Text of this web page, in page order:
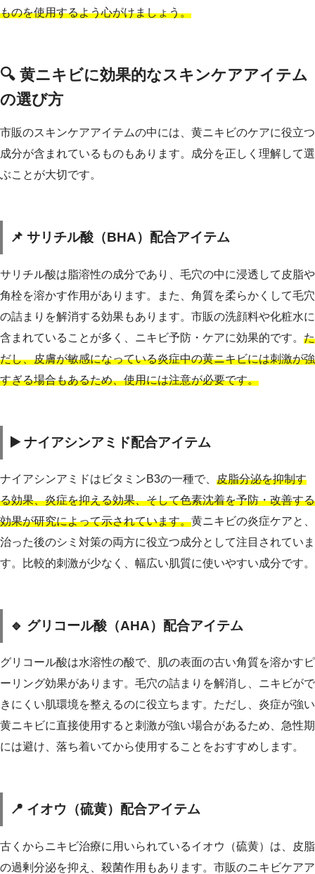
ものを使用するよう心がけましょう。
🔍 黄ニキビに効果的なスキンケアアイテム
の選び方
市販のスキンケアアイテムの中には、黄ニキビのケアに役立つ
成分が含まれているものもあります。成分を正しく理解して選
ぶことが大切です。
📌 サリチル酸（BHA）配合アイテム
サリチル酸は脂溶性の成分であり、毛穴の中に浸透して皮脂や
角栓を溶かす作用があります。また、角質を柔らかくして毛穴
の詰まりを解消する効果もあります。市販の洗顔料や化粧水に
含まれていることが多く、ニキビ予防・ケアに効果的です。 た
だし、皮膚が敏感になっている炎症中の黄ニキビには刺激が強
すぎる場合もあるため、使用には注意が必要です。
▶️ ナイアシンアミド配合アイテム
ナイアシンアミドはビタミンB3の一種で、 皮脂分泌を抑制す
る効果、炎症を抑える効果、そして色素沈着を予防・改善する
効果が研究によって示されています。黄ニキビの炎症ケアと、
治った後のシミ対策の両方に役立つ成分として注目されていま
す。比較的刺激が少なく、幅広い肌質に使いやすい成分です。
🔹 グリコール酸（AHA）配合アイテム
グリコール酸は水溶性の酸で、肌の表面の古い角質を溶かすピ
ーリング効果があります。毛穴の詰まりを解消し、ニキビがで
きにくい肌環境を整えるのに役立ちます。ただし、炎症が強い
黄ニキビに直接使用すると刺激が強い場合があるため、急性期
には避け、落ち着いてから使用することをおすすめします。
📍 イオウ（硫黄）配合アイテム
古くからニキビ治療に用いられているイオウ（硫黄）は、皮脂
の過剰分泌を抑え、殺菌作用もあります。市販のニキビケアア